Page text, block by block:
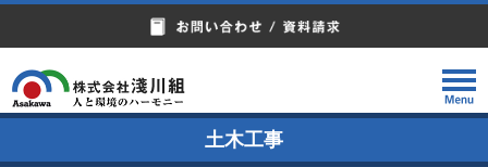
土木工事